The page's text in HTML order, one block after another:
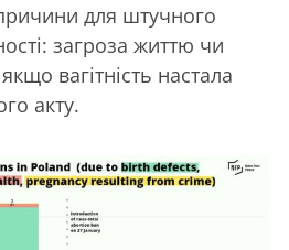
для штучного
загроза життю чи
вагітність настала
акту.